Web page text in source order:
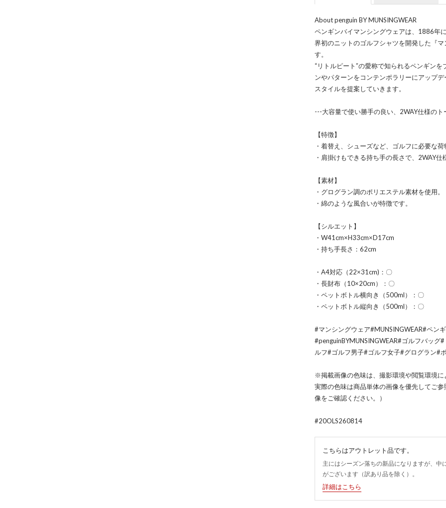
About penguin BY MUNSINGWEAR
ペンギンバイマンシングウェアは、1886年
界初のニットのゴルフシャツを開発した『
す。
“リトルピート”の愛称で知られるペンギン
ンやパターンをコンテンポラリーにアップ
スタイルを提案していきます。
---大容量で使い勝手の良い、2WAY仕様のト
【特徴】
・着替え、シューズなど、ゴルフに必要な
・肩掛けもできる持ち手の長さで、2WAY仕
【素材】
・グログラン調のポリエステル素材を使用。
・綿のような風合いが特徴です。
【シルエット】
・W41cm×H33cm×D17cm
・持ち手長さ：62cm
・A4対応（22×31cm)：〇
・長財布（10×20cm）：〇
・ペットボトル横向き（500ml）：〇
・ペットボトル縦向き（500ml）：〇
#マンシングウェア#MUNSINGWEAR#ペン
#penguinBYMUNSINGWEAR#ゴルフバッ
ルフ#ゴルフ男子#ゴルフ女子#グログラン#
※掲載画像の色味は、撮影環境や閲覧環境に
実際の色味は商品単体の画像を優先してご
像をご確認ください。）
#20OLS260814
こちらはアウトレット品です。
主にはシーズン落ちの新品になりますが、
がございます（訳あり品を除く）。
詳細はこちら